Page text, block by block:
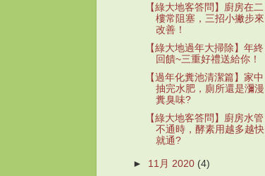
【綠大地客答問】廚房在二
樓常阻塞，三招小撇步來
改善！
【綠大地過年大掃除】年終
回饋~三重好禮送給你！
【過年化糞池清潔篇】家中
抽完水肥，廁所還是瀰漫
糞臭味?
【綠大地客答問】廚房水管
不通時，酵素用越多越快
就通?
► 11月 2020 (4)